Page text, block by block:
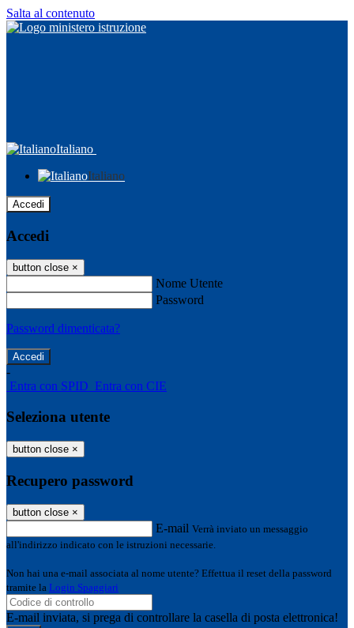
Salta al contenuto
Italiano
Italiano
Accedi
Accedi
button close ×
Nome Utente
Password
Password dimenticata?
-
Entra con SPID Entra con CIE
Seleziona utente
button close ×
Recupero password
button close ×
E-mail Verrà inviato un messaggio
all'indirizzo indicato con le istruzioni necessarie.
Non hai una e-mail associata al nome utente? Effettua il reset della password
tramite la Login Spaggiari
E-mail inviata, si prega di controllare la casella di posta elettronica!